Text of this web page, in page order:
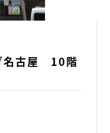
名古屋 10階